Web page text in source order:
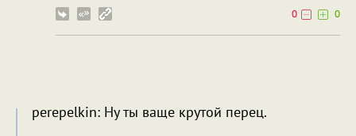
0 0
perepelkin: Ну ты ваще крутой перец.